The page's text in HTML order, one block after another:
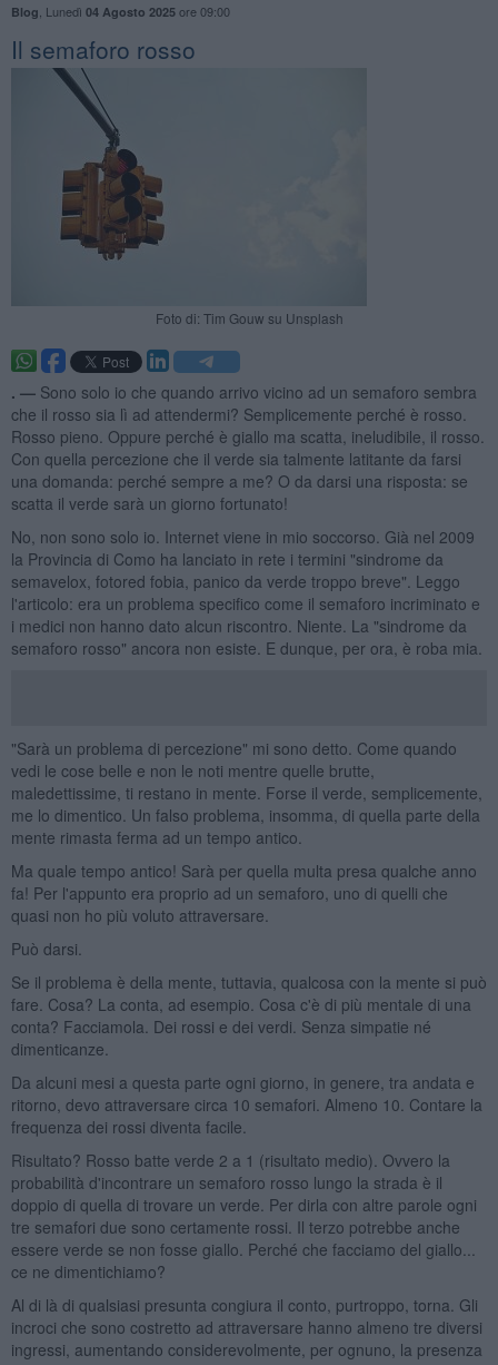
Blog Lunedì 04 Agosto 2025ore 09:00
​Il semaforo rosso
Foto di: Tim Gouw su Unsplash
. — Sono solo io che quando arrivo vicino ad un semaforo sembra
che il rosso sia lì ad attendermi? Semplicemente perché è rosso.
Rosso pieno. Oppure perché è giallo ma scatta, ineludibile, il rosso.
Con quella percezione che il verde sia talmente latitante da farsi
una domanda: perché sempre a me? O da darsi una risposta: se
scatta il verde sarà un giorno fortunato!
No, non sono solo io. Internet viene in mio soccorso. Già nel 2009
la Provincia di Como ha lanciato in rete i termini "sindrome da
semavelox, fotored fobia, panico da verde troppo breve". Leggo
l'articolo: era un problema specifico come il semaforo incriminato e
i medici non hanno dato alcun riscontro. Niente. La "sindrome da
semaforo rosso" ancora non esiste. E dunque, per ora, è roba mia.
"Sarà un problema di percezione" mi sono detto. Come quando
vedi le cose belle e non le noti mentre quelle brutte,
maledettissime, ti restano in mente. Forse il verde, semplicemente,
me lo dimentico. Un falso problema, insomma, di quella parte della
mente rimasta ferma ad un tempo antico.
Ma quale tempo antico! Sarà per quella multa presa qualche anno
fa! Per l'appunto era proprio ad un semaforo, uno di quelli che
quasi non ho più voluto attraversare.
Può darsi.
Se il problema è della mente, tuttavia, qualcosa con la mente si può
fare. Cosa? La conta, ad esempio. Cosa c'è di più mentale di una
conta? Facciamola. Dei rossi e dei verdi. Senza simpatie né
dimenticanze.
Da alcuni mesi a questa parte ogni giorno, in genere, tra andata e
ritorno, devo attraversare circa 10 semafori. Almeno 10. Contare la
frequenza dei rossi diventa facile.
Risultato? Rosso batte verde 2 a 1 (risultato medio). Ovvero la
probabilità d'incontrare un semaforo rosso lungo la strada è il
doppio di quella di trovare un verde. Per dirla con altre parole ogni
tre semafori due sono certamente rossi. Il terzo potrebbe anche
essere verde se non fosse giallo. Perché che facciamo del giallo...
ce ne dimentichiamo?
Al di là di qualsiasi presunta congiura il conto, purtroppo, torna. Gli
incroci che sono costretto ad attraversare hanno almeno tre diversi
ingressi, aumentando considerevolmente, per ognuno, la presenza